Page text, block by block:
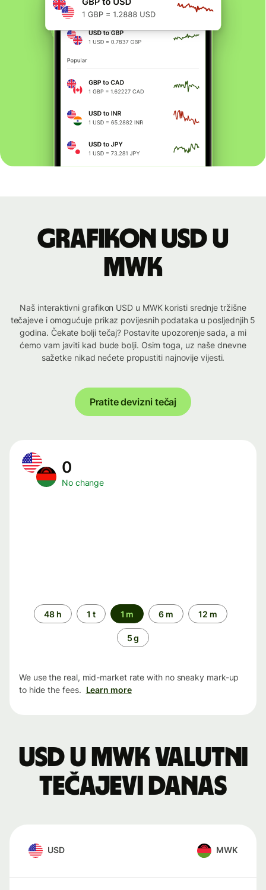
Grafikon USD u
MWK
Naš interaktivni grafikon USD u MWK koristi srednje tržišne
tečajeve i omogućuje prikaz povijesnih podataka u posljednjih 5
godina. Čekate bolji tečaj? Postavite upozorenje sada, a mi
ćemo vam javiti kad bude bolji. Osim toga, uz naše dnevne
sažetke nikad nećete propustiti najnovije vijesti.
Pratite devizni tečaj
0
No change
Time
period
48 h 1 t 1 m 6 m 12 m
5 g
We use the real, mid-market rate with no sneaky mark-up
to hide the fees. Learn more
USD u MWK valutni
tečajevi danas
USD MWK